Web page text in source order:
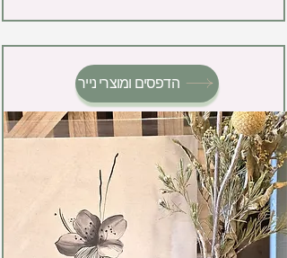
הדפסים ומוצרי נייר